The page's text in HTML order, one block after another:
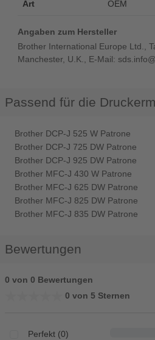
Art OEM
Angaben zum Hersteller
Brother International Europe Ltd.,
Manchester, U.K., E-Mail:
Passend für die
Brother DCP-J 525 W Patrone
Brother DCP-J 725 DW Patrone
Brother DCP-J 925 DW Patrone
Brother MFC-J 430 W Patrone
Brother MFC-J 625 DW Patrone
Brother MFC-J 825 DW Patrone
Brother MFC-J 835 DW Patrone
Bewertungen
0 von 0 Bewertungen
0 von 5 Sternen
Perfekt (0)